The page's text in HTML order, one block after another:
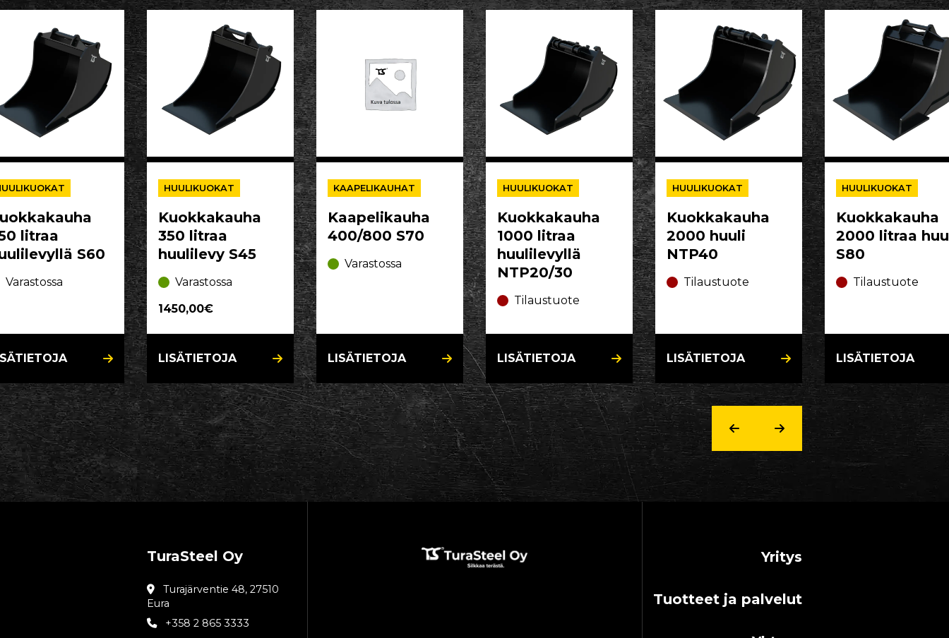
litraa
S60
Varastossa
Kuokkakauha
350 litraa
huulilevy S45
HUULIKUOKAT
Varastossa
1450,00€
LISÄTIETOJA
Kaapelikauha
400/800 S70
KAAPELIKAUHAT
Varastossa
LISÄTIETOJA
Kuokkakauha
1000 litraa
huulilevyllä
NTP20/30
HUULIKUOKAT
Tilaustuote
LISÄTIETOJA
Kuokkakauha
2000 huuli
NTP40
HUULIKUOKAT
Tilaustuote
LISÄTIETOJA
Kuokkakauha
2000 litraa
S80
HUULIKUOKAT
Tilaustuote
LISÄTIETOJA
TuraSteel Oy
Turajärventie 48, 27510
Eura
+358 2 865 3333
Yritys
Tuotteet ja palvelut